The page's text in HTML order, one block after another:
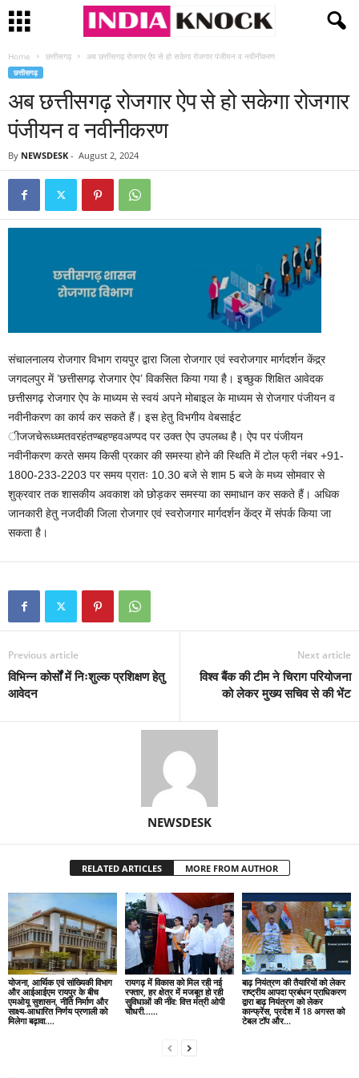
Home छत्तीसगढ़ अब छत्तीसगढ़ रोजगार ऐप से हो सकेगा रोजगार पंजीयन व नवीनीकरण
छत्तीसगढ़
अब छत्तीसगढ़ रोजगार ऐप से हो सकेगा रोजगार
पंजीयन व नवीनीकरण
By NEWSDESK - August 2, 2024
संचालनालय रोजगार विभाग रायपुर द्वारा जिला रोजगार एवं स्वरोजगार मार्गदर्शन केंद्र्र
जगदलपुर में ’छत्तीसगढ़ रोजगार ऐप’ विकसित किया गया है। इच्छुक शिक्षित आवेदक
छत्तीसगढ़ रोजगार ऐप के माध्यम से स्वयं अपने मोबाइल के माध्यम से रोजगार पंजीयन व
नवीनीकरण का कार्य कर सकते हैं। इस हेतु विभगीय वेबसाईट
ीजजचेरूध्ध्मतवरहंतण्बहण्हवअण्पद पर उक्त ऐप उपलब्ध है। ऐप पर पंजीयन
नवीनीकरण करते समय किसी प्रकार की समस्या होने की स्थिति में टोल फ्री नंबर +91-
1800-233-2203 पर समय प्रातः 10.30 बजे से शाम 5 बजे के मध्य सोमवार से
शुक्रवार तक शासकीय अवकाश को छोड़कर समस्या का समाधान कर सकते हैं। अधिक
जानकारी हेतु नजदीकी जिला रोजगार एवं स्वरोजगार मार्गदर्शन केंद्र में संपर्क किया जा
सकता है।
Previous article
विभिन्न कोर्सों में निःशुल्क प्रशिक्षण हेतु
आवेदन
Next article
विश्व बैंक की टीम ने चिराग परियोजना
को लेकर मुख्य सचिव से की भेंट
NEWSDESK
RELATED ARTICLES MORE FROM AUTHOR
योजना, आर्थिक एवं सांख्यिकी विभाग
और आईआईएम रायपुर के बीच
एमओयू सुशासन, नीति निर्माण और
साक्ष्य-आधारित निर्णय प्रणाली को
मिलेगा बढ़ावा….
रायगढ़ में विकास को मिल रही नई
रफ्तार, हर क्षेत्र में मजबूत हो रही
सुविधाओं की नींव: वित्त मंत्री ओपी
चौधरी……
बाढ़ नियंत्रण की तैयारियों को लेकर
राष्ट्रीय आपदा प्रबंधन प्राधिकरण
द्वारा बाढ़ नियंत्रण को लेकर
कान्फ्रेंस, प्रदेश में 18 अगस्त को
टेबल टॉप और...